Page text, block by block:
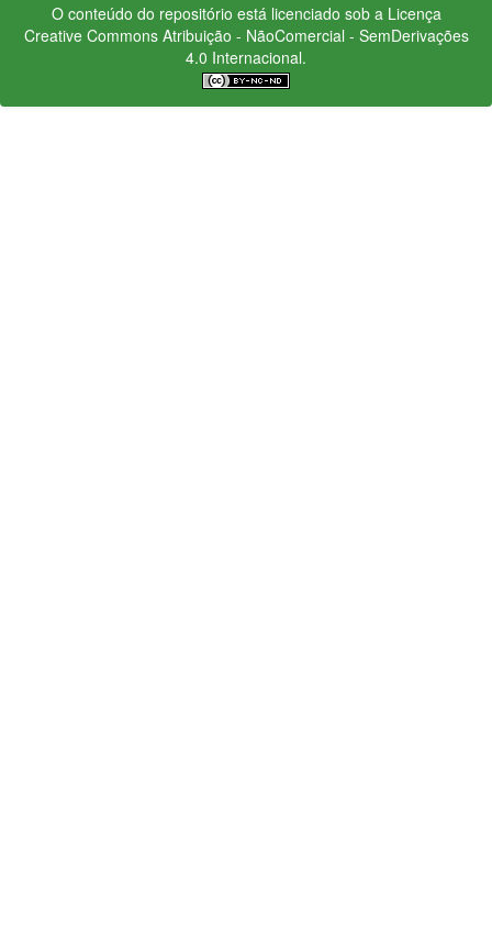
O conteúdo do repositório está licenciado sob a Licença
Creative CommonsAtribuição - NãoComercial - SemDerivações
4.0 Internacional.